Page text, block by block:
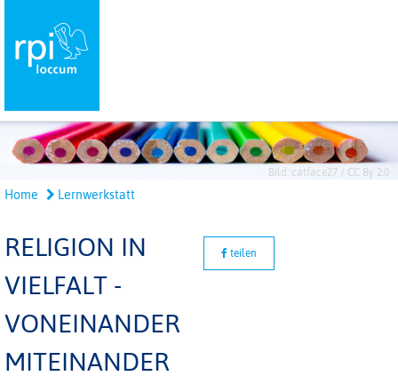
Bild: catface27 / CC By 2.0
Home Lernwerkstatt
RELIGION IN
VIELFALT -
VONEINANDER
MITEINANDER
teilen